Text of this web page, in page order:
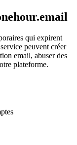
qui expirent
peuvent créer
email, abuser des
plateforme.